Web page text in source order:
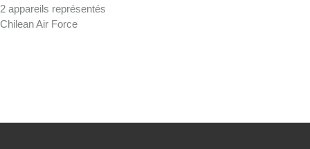
2 appareils représentés
Chilean Air Force